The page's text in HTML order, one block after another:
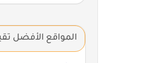
المواقع الأفضل